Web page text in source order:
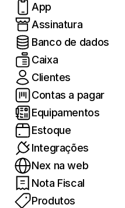
App
Assinatura
Banco de dados
Caixa
Clientes
Contas a pagar
Equipamentos
Estoque
Integrações
Nex na web
Nota Fiscal
Produtos